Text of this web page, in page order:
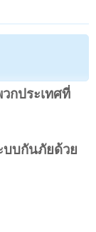
กประเทศที่
บบกันภัยด้วย